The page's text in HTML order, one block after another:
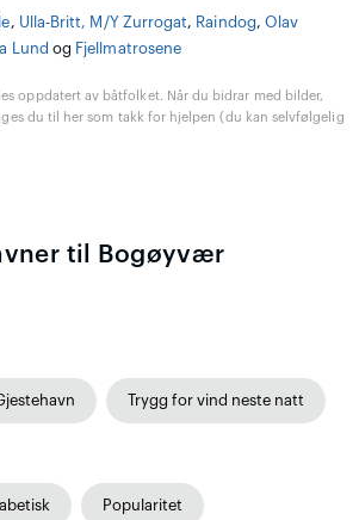
, Ulla-Britt, M/Y Zurrogat, Raindog, Olav
Lund og Fjellmatrosene
oppdatert av båtfolket. Når du bidrar med bilder,
du til her som takk for hjelpen (du kan selvfølgelig
til Bogøyvær
Trygg for vind neste natt
Popularitet